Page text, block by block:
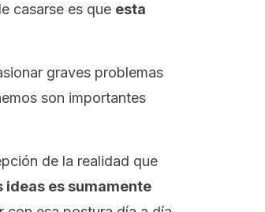
casarse es que esta
graves problemas
son importantes
de la realidad que
ideas es sumamente